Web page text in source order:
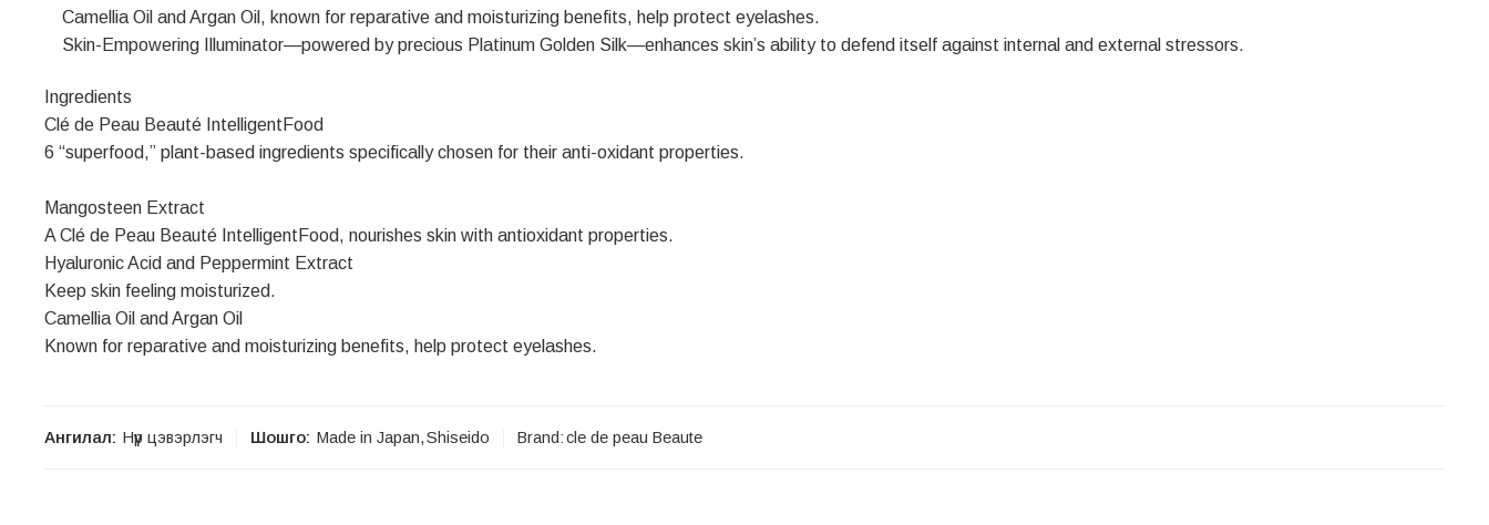
Camellia Oil and Argan Oil, known for reparative and moisturizing benefits, help protect eyelashes.
Skin-Empowering Illuminator—powered by precious Platinum Golden Silk—enhances skin’s ability to defend itself against internal and external stressors.
Ingredients
Clé de Peau Beauté IntelligentFood
6 “superfood,” plant-based ingredients specifically chosen for their anti-oxidant properties.
Mangosteen Extract
A Clé de Peau Beauté IntelligentFood, nourishes skin with antioxidant properties.
Hyaluronic Acid and Peppermint Extract
Keep skin feeling moisturized.
Camellia Oil and Argan Oil
Known for reparative and moisturizing benefits, help protect eyelashes.
Ангилал: Нүүр цэвэрлэгч Шошго: Made in Japan,Shiseido Brand:cle de peau Beaute